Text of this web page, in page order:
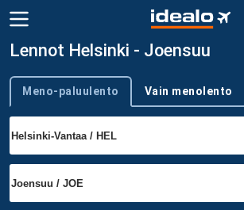
Lennot Helsinki - Joensuu
Trip type
Meno-paluulento Vain menolento